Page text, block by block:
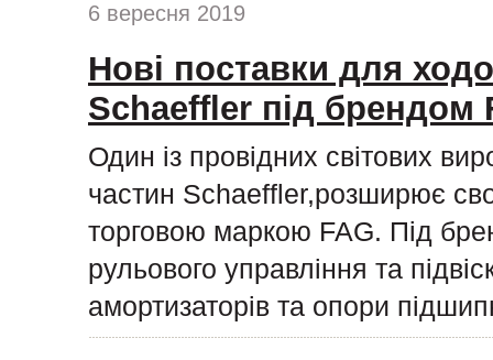
6 вересня 2019
Нові поставки для
Schaeffler під брендом
Один із провідних світових
частин Schaeffler,розширює
торговою маркою FAG. Під
рульового управління та
амортизаторів та опори